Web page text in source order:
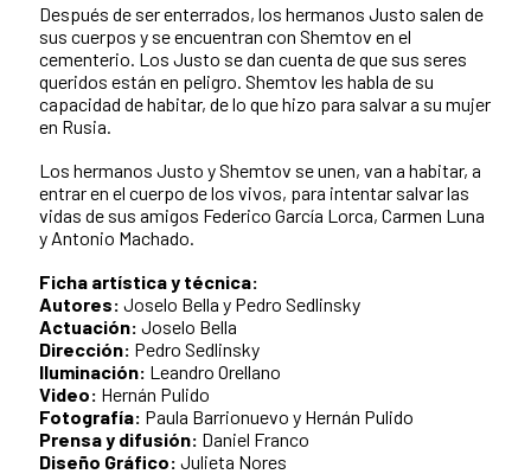
Después de ser enterrados, los hermanos Justo salen de
sus cuerpos y se encuentran con Shemtov en el
cementerio. Los Justo se dan cuenta de que sus seres
queridos están en peligro. Shemtov les habla de su
capacidad de habitar, de lo que hizo para salvar a su mujer
en Rusia.
Los hermanos Justo y Shemtov se unen, van a habitar, a
entrar en el cuerpo de los vivos, para intentar salvar las
vidas de sus amigos Federico García Lorca, Carmen Luna
y Antonio Machado.
Ficha artística y técnica:
Autores: Joselo Bella y Pedro Sedlinsky
Actuación: Joselo Bella
Dirección: Pedro Sedlinsky
Iluminación: Leandro Orellano
Video: Hernán Pulido
Fotografía: Paula Barrionuevo y Hernán Pulido
Prensa y difusión: Daniel Franco
Diseño Gráfico: Julieta Nores